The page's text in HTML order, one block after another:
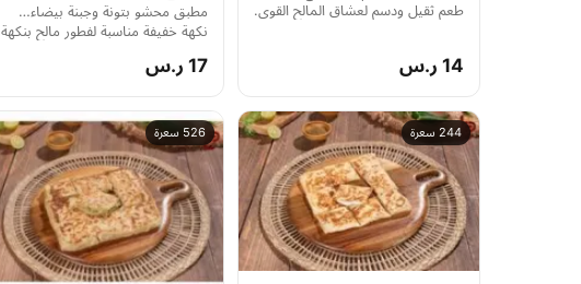
طعم ثقيل ودسم لعشاق المالح القوي.
14 ر.س
مطبق محشو بتونة وجبنة بيضاء…
نكهة خفيفة مناسبة لفطور مالح بنكهة
17 ر.س
244 سعرة 526 سعرة